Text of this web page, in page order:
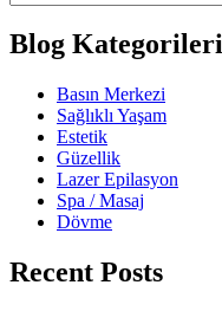
Blog Kategorileri
Basın Merkezi
Sağlıklı Yaşam
Estetik
Güzellik
Lazer Epilasyon
Spa / Masaj
Dövme
Recent Posts